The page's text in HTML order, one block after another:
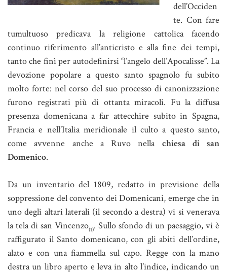
dell’Occiden
te. Con fare
tumultuoso predicava la religione cattolica facendo
continuo riferimento all’anticristo e alla fine dei tempi,
tanto che finì per autodefinirsi “l’angelo dell’Apocalisse”. La
devozione popolare a questo santo spagnolo fu subito
molto forte: nel corso del suo processo di canonizzazione
furono registrati più di ottanta miracoli. Fu la diffusa
presenza domenicana a far attecchire subito in Spagna,
Francia e nell’Italia meridionale il culto a questo santo,
come avvenne anche a Ruvo nella chiesa di san
Domenico.
Da un inventario del 1809, redatto in previsione della
soppressione del convento dei Domenicani, emerge che in
uno degli altari laterali (il secondo a destra) vi si venerava
la tela di san Vincenzo(1). Sullo sfondo di un paesaggio, vi è
raffigurato il Santo domenicano, con gli abiti dell’ordine,
alato e con una fiammella sul capo. Regge con la mano
destra un libro aperto e leva in alto l’indice, indicando un